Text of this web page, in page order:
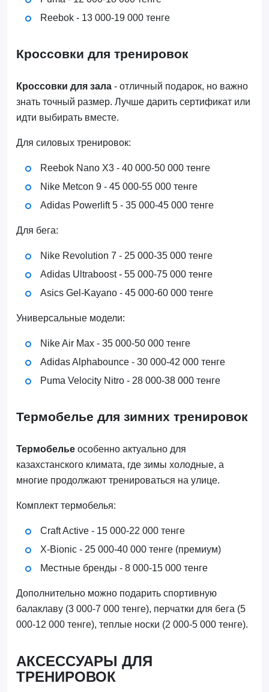
Reebok - 13 000-19 000 тенге
Кроссовки для тренировок
Кроссовки для зала- отличный подарок, но важно
знать точный размер. Лучше дарить сертификат или
идти выбирать вместе.
Для силовых тренировок:
Reebok Nano X3 - 40 000-50 000 тенге
Nike Metcon 9 - 45 000-55 000 тенге
Adidas Powerlift 5 - 35 000-45 000 тенге
Для бега:
Nike Revolution 7 - 25 000-35 000 тенге
Adidas Ultraboost - 55 000-75 000 тенге
Asics Gel-Kayano - 45 000-60 000 тенге
Универсальные модели:
Nike Air Max - 35 000-50 000 тенге
Adidas Alphabounce - 30 000-42 000 тенге
Puma Velocity Nitro - 28 000-38 000 тенге
Термобелье для зимних тренировок
Термобельеособенно актуально для
казахстанского климата, где зимы холодные, а
многие продолжают тренироваться на улице.
Комплект термобелья:
Craft Active - 15 000-22 000 тенге
X-Bionic - 25 000-40 000 тенге (премиум)
Местные бренды - 8 000-15 000 тенге
Дополнительно можно подарить спортивную
балаклаву (3 000-7 000 тенге), перчатки для бега (5
000-12 000 тенге), теплые носки (2 000-5 000 тенге).
АКСЕССУАРЫ ДЛЯ
ТРЕНИРОВОК